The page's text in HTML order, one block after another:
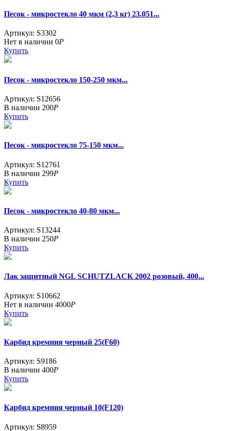
Песок - микростекло 40 мкм (2,3 кг) 23.051...
Артикул: S3302
Нет в наличии 0Р
Купить
Песок - микростекло 150-250 мкм...
Артикул: S12656
В наличии 200Р
Купить
Песок - микростекло 75-150 мкм...
Артикул: S12761
В наличии 299Р
Купить
Песок - микростекло 40-80 мкм...
Артикул: S13244
В наличии 250Р
Купить
Лак защитный NGL SСHUTZLACK 2002 розовый, 400...
Артикул: S10662
Нет в наличии 4000Р
Купить
Карбид кремния черный 25(F60)
Артикул: S9186
В наличии 400Р
Купить
Карбид кремния черный 10(F120)
Артикул: S8959